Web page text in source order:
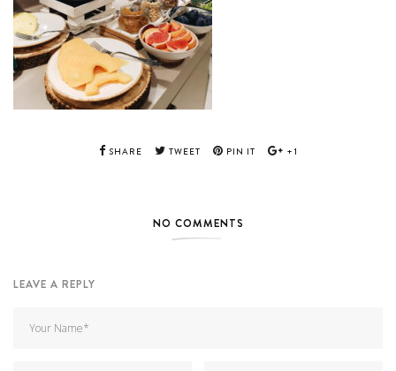
SHARE TWEET PIN IT +1
NO COMMENTS
LEAVE A REPLY